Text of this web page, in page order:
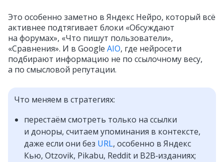
Это особенно заметно в Яндекс Нейро, который всё
активнее подтягивает блоки «Обсуждают
на форумах», «Что пишут пользователи»,
«Сравнения». И в Google AIO, где нейросети
подбирают информацию не по ссылочному весу,
а по смысловой репутации.
Что меняем в стратегиях:
перестаём смотреть только на ссылки
и доноры, считаем упоминания в контексте,
даже если они без URL, особенно в Яндекс
Кью, Otzovik, Pikabu, Reddit и B2B‑изданиях;